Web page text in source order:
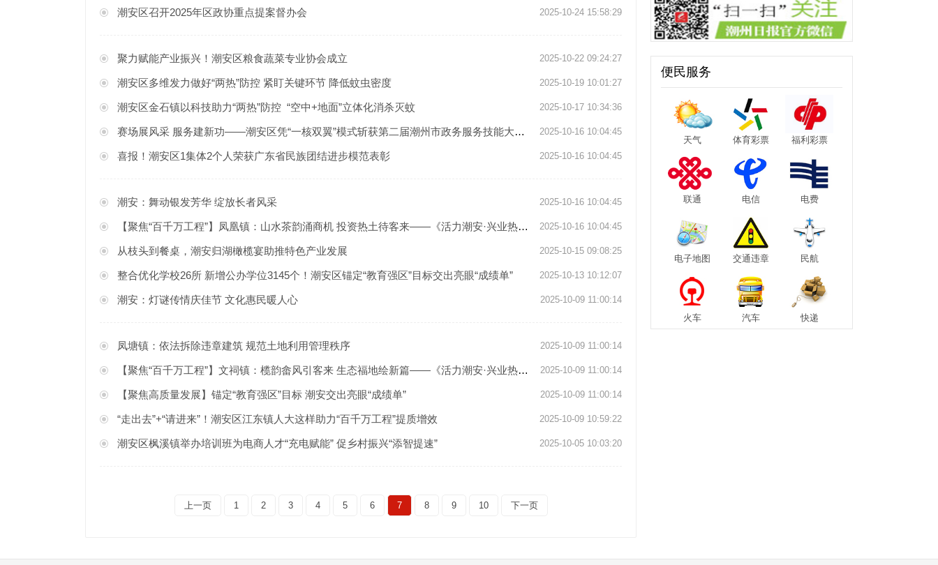
2025-10-24 15:58:29
潮安区召开2025年区政协重点提案督办会
2025-10-22 09:24:27
聚力赋能产业振兴！潮安区粮食蔬菜专业协会成立
2025-10-19 10:01:27
潮安区多维发力做好“两热”防控 紧盯关键环节 降低蚊虫密度
2025-10-17 10:34:36
潮安区金石镇以科技助力“两热”防控 “空中+地面”立体化消杀灭蚊
2025-10-16 10:04:45
赛场展风采 服务建新功——潮安区凭“一核双翼”模式斩获第二届潮州市政务服务技能大赛创新奖
2025-10-16 10:04:45
喜报！潮安区1集体2个人荣获广东省民族团结进步模范表彰
2025-10-16 10:04:45
潮安：舞动银发芳华 绽放长者风采
2025-10-16 10:04:45
【聚焦“百千万工程”】凤凰镇：山水茶韵涌商机 投资热土待客来——《活力潮安·兴业热土》系列报道
2025-10-15 09:08:25
从枝头到餐桌，潮安归湖橄榄宴助推特色产业发展
2025-10-13 10:12:07
整合优化学校26所 新增公办学位3145个！潮安区锚定“教育强区”目标交出亮眼“成绩单”
2025-10-09 11:00:14
潮安：灯谜传情庆佳节 文化惠民暖人心
2025-10-09 11:00:14
凤塘镇：依法拆除违章建筑 规范土地利用管理秩序
2025-10-09 11:00:14
【聚焦“百千万工程”】文祠镇：榄韵畲风引客来 生态福地绘新篇——《活力潮安·兴业热土》系列报道
2025-10-09 11:00:14
【聚焦高质量发展】锚定“教育强区”目标 潮安交出亮眼“成绩单”
2025-10-09 10:59:22
“走出去”+“请进来”！潮安区江东镇人大这样助力“百千万工程”提质增效
2025-10-05 10:03:20
潮安区枫溪镇举办培训班为电商人才“充电赋能” 促乡村振兴“添智提速”
上一页 1 2 3 4 5 6 7 8 9 10 下一页
便民服务
天气 体育彩票 福利彩票
联通 电信 电费
电子地图 交通违章 民航
火车 汽车 快递